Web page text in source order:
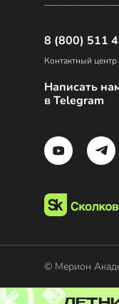
8 (800) 511
Контактный центр
Написать
в Telegram
© Мерион